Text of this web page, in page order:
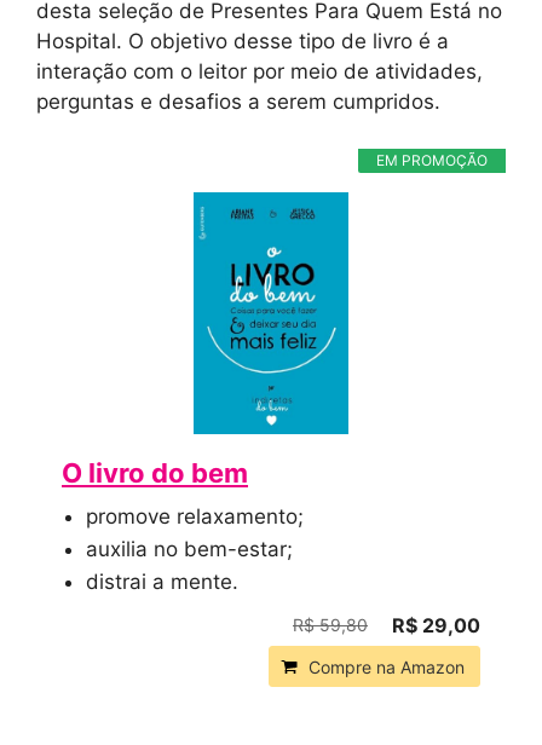
desta seleção de Presentes Para Quem Está no
Hospital. O objetivo desse tipo de livro é a
interação com o leitor por meio de atividades,
perguntas e desafios a serem cumpridos.
EM PROMOÇÃO
O livro do bem
promove relaxamento;
auxilia no bem-estar;
distrai a mente.
R$ 59,80 R$ 29,00
Compre na Amazon